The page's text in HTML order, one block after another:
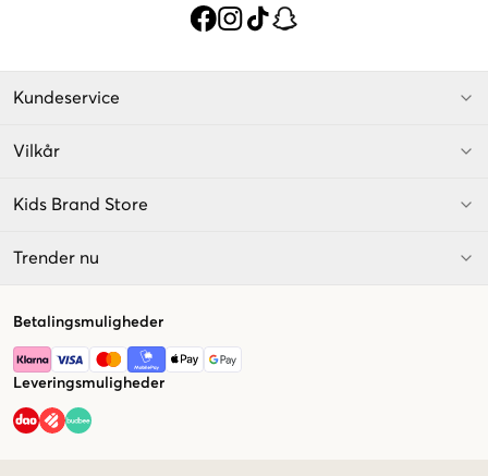
Kundeservice
Vilkår
Kids Brand Store
Trender nu
Betalingsmuligheder
Leveringsmuligheder